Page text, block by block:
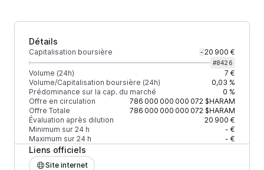
Détails
Capitalisation boursière - 20 900 €
#8426
Volume (24h)
7 €
Volume/Capitalisation boursière (24h)
0,03 %
Prédominance sur la cap. du marché
0 %
Offre en circulation
786 000 000 000 072$HARAM
Offre Totale
786 000 000 000 072$HARAM
Évaluation après dilution
20 900 €
Minimum sur 24 h
- €
Maximum sur 24 h
- €
Liens officiels
Site internet